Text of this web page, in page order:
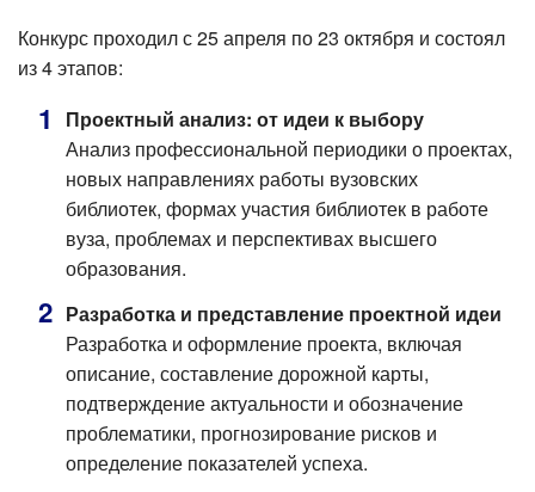
Конкурс проходил с 25 апреля по 23 октября и состоял
из 4 этапов:
Проектный анализ: от идеи к выбору
Анализ профессиональной периодики о проектах,
новых направлениях работы вузовских
библиотек, формах участия библиотек в работе
вуза, проблемах и перспективах высшего
образования.
Разработка и представление проектной идеи
Разработка и оформление проекта, включая
описание, составление дорожной карты,
подтверждение актуальности и обозначение
проблематики, прогнозирование рисков и
определение показателей успеха.